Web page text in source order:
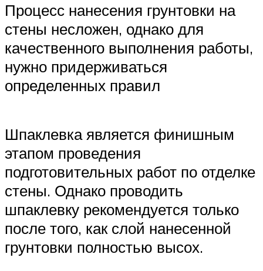
Процесс нанесения грунтовки на
стены несложен, однако для
качественного выполнения работы,
нужно придерживаться
определенных правил
Шпаклевка является финишным
этапом проведения
подготовительных работ по отделке
стены. Однако проводить
шпаклевку рекомендуется только
после того, как слой нанесенной
грунтовки полностью высох.